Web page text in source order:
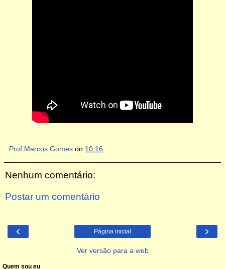
Prof Marcos Gomes on 10:16
Nenhum comentário:
Postar um comentário
‹ ›
Página inicial
Ver versão para a web
Quem sou eu